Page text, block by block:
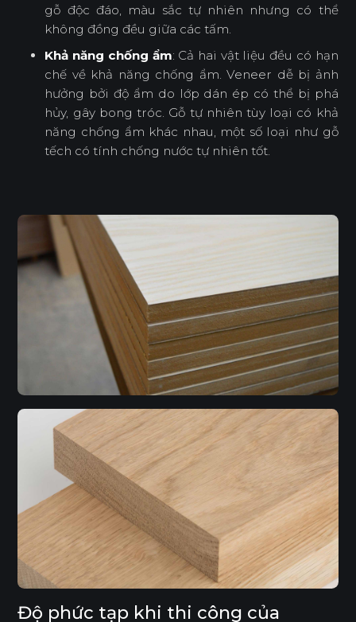
gỗ độc đáo, màu sắc tự nhiên nhưng có thể
không đồng đều giữa các tấm.
Khả năng chống ẩm: Cả hai vật liệu đều có hạn
chế về khả năng chống ẩm. Veneer dễ bị ảnh
hưởng bởi độ ẩm do lớp dán ép có thể bị phá
hủy, gây bong tróc. Gỗ tự nhiên tùy loại có khả
năng chống ẩm khác nhau, một số loại như gỗ
tếch có tính chống nước tự nhiên tốt.
Độ phức tạp khi thi công của